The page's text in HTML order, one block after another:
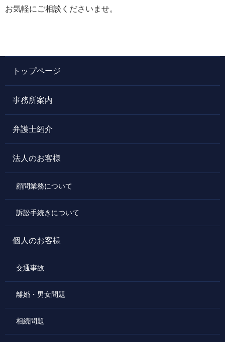
お気軽にご相談くださいませ。
トップページ
事務所案内
弁護士紹介
法人のお客様
顧問業務について
訴訟手続きについて
個人のお客様
交通事故
離婚・男女問題
相続問題